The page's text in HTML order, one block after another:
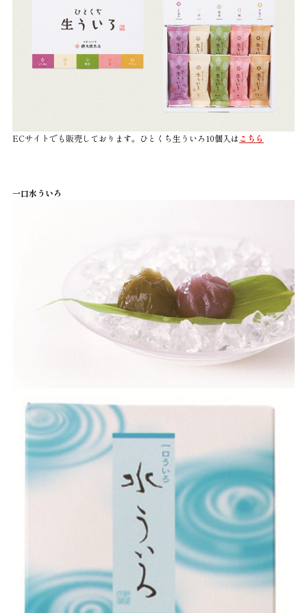
ECサイトでも販売しております。ひとくち生ういろ10個入は こちら
一口水ういろ